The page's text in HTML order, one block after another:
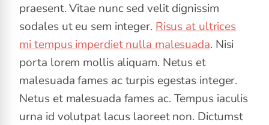
praesent. Vitae nunc sed velit dignissim
sodales ut eu sem integer. Risus at ultrices
mi tempus imperdiet nulla malesuada. Nisi
porta lorem mollis aliquam. Netus et
malesuada fames ac turpis egestas integer.
Netus et malesuada fames ac. Tempus iaculis
urna id volutpat lacus laoreet non. Dictumst